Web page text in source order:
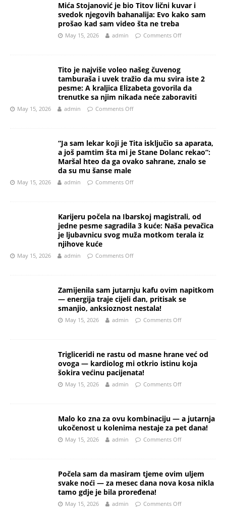
Mića Stojanović je bio Titov lični kuvar i
svedok njegovih bahanalija: Evo kako sam
prošao kad sam video šta ne treba
May 15, 2026 admin Comments Off
Tito je najviše voleo našeg čuvenog
tamburaša i uvek tražio da mu svira iste 2
pesme: A kraljica Elizabeta govorila da
trenutke sa njim nikada neće zaboraviti
May 15, 2026 admin Comments Off
“Ja sam lekar koji je Tita isključio sa aparata,
a još pamtim šta mi je Stane Dolanc rekao”:
Maršal hteo da ga ovako sahrane, znalo se
da su mu šanse male
May 15, 2026 admin Comments Off
Karijeru počela na Ibarskoj magistrali, od
jedne pesme sagradila 3 kuće: Naša pevačica
je ljubavnicu svog muža motkom terala iz
njihove kuće
May 15, 2026 admin Comments Off
Zamijenila sam jutarnju kafu ovim napitkom
— energija traje cijeli dan, pritisak se
smanjio, anksioznost nestala!
May 15, 2026 admin Comments Off
Trigliceridi ne rastu od masne hrane već od
ovoga — kardiolog mi otkrio istinu koja
šokira većinu pacijenata!
May 15, 2026 admin Comments Off
Malo ko zna za ovu kombinaciju — a jutarnja
ukočenost u kolenima nestaje za pet dana!
May 15, 2026 admin Comments Off
Počela sam da masiram tjeme ovim uljem
svake noći — za mesec dana nova kosa nikla
tamo gdje je bila proređena!
May 15, 2026 admin Comments Off